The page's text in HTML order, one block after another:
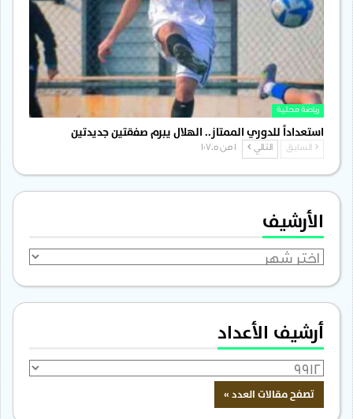
رياضة محلية
استعداداً للدوري الممتاز.. الهلال يبرم صفقتين جديدتين
السابق التالي
الأرشيف
الأرشيف
أرشيف الأعداد